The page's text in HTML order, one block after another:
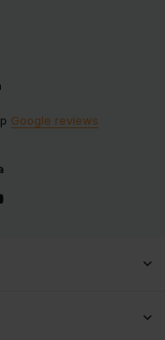
Google reviews